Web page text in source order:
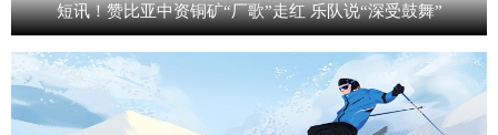
短讯！赞比亚中资铜矿“厂歌”走红 乐队说“深受鼓舞”